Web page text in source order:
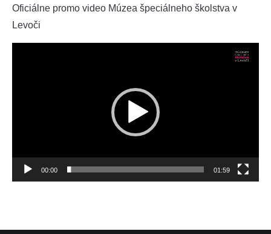
Oficiálne promo video Múzea špeciálneho školstva v
Levoči
00:00 01:59